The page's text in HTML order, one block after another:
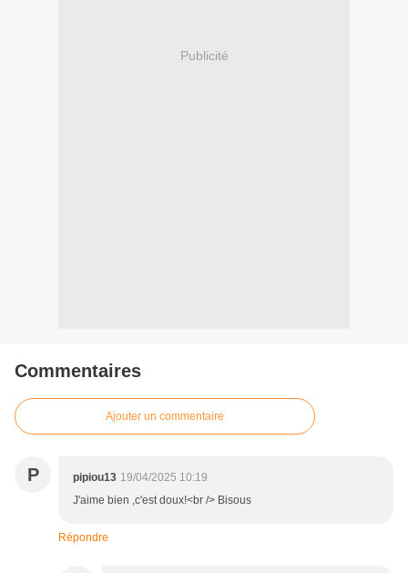
Publicité
Commentaires
Ajouter un commentaire
P pipiou13 19/04/2025 10:19
J'aime bien ,c'est doux!<br /> Bisous
Répondre